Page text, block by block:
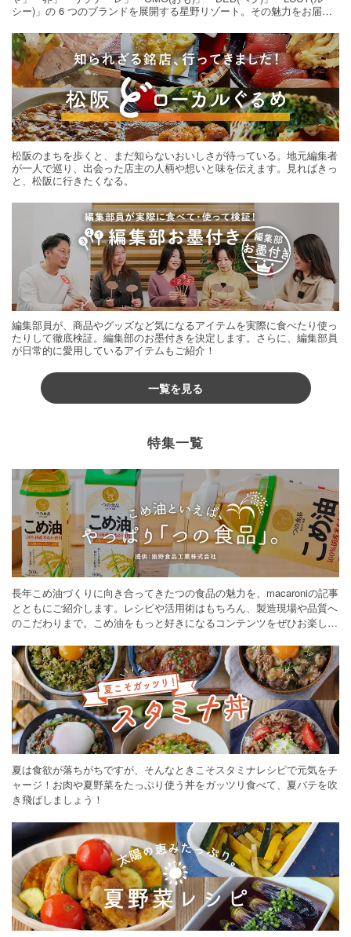
シー)」の 6 つのブランドを展開する星野リゾート。その魅力をお届け
松阪のまちを歩くと、まだ知らないおいしさが待っている。地元編集者
が一人で巡り、出会った店主の人柄や想いと味を伝えます。見ればきっ
と、松阪に行きたくなる。
編集部員が、商品やグッズなど気になるアイテムを実際に食べたり使っ
たりして徹底検証。編集部のお墨付きを決定します。さらに、編集部員
が日常的に愛用しているアイテムもご紹介！
一覧を見る
特集一覧
長年こめ油づくりに向き合ってきたつの食品の魅力を、macaroniの記事
とともにご紹介します。レシピや活用術はもちろん、製造現場や品質へ
のこだわりまで。こめ油をもっと好きになるコンテンツをぜひお楽しみ
夏は食欲が落ちがちですが、そんなときこそスタミナレシピで元気をチ
ャージ！お肉や夏野菜をたっぷり使う丼をガッツリ食べて、夏バテを吹
き飛ばしましょう！